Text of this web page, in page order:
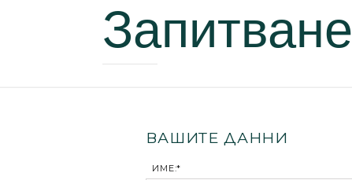
Запитване
ВАШИТЕ ДАННИ
ИМЕ:*